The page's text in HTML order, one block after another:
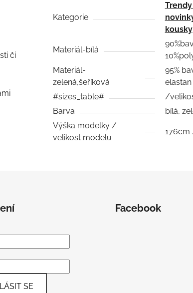
či
Kategorie
kousky
Materiál-bílá
Materiál-
zelená,šeříková
95%
elastan
#sizes_table#
/
Barva
bílá,
Výška modelky /
velikost modelu
176cm
SE
Facebook